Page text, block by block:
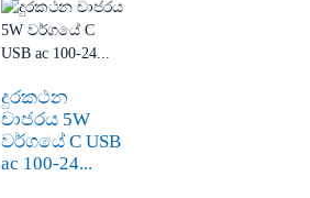
දුරකථන
චාජරය 5W
වර්ගයේ C USB
ac 100-24...